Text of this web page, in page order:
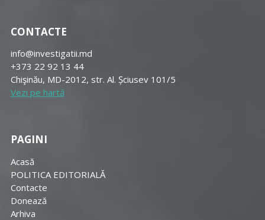
CONTACTE
info@investigatii.md
+373 22 92 13 44
Chişinău, MD-2012, str. Al. Șciusev 101/5
Vezi pe hartă
PAGINI
Acasă
POLITICA EDITORIALĂ
Contacte
Donează
Arhiva